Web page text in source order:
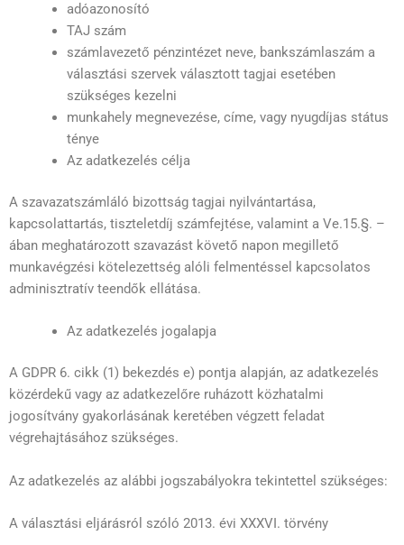
adóazonosító
TAJ szám
számlavezető pénzintézet neve, bankszámlaszám a
választási szervek választott tagjai esetében
szükséges kezelni
munkahely megnevezése, címe, vagy nyugdíjas státus
ténye
Az adatkezelés célja
A szavazatszámláló bizottság tagjai nyilvántartása,
kapcsolattartás, tiszteletdíj számfejtése, valamint a Ve.15.§. –
ában meghatározott szavazást követő napon megillető
munkavégzési kötelezettség alóli felmentéssel kapcsolatos
adminisztratív teendők ellátása.
Az adatkezelés jogalapja
A GDPR 6. cikk (1) bekezdés e) pontja alapján, az adatkezelés
közérdekű vagy az adatkezelőre ruházott közhatalmi
jogosítvány gyakorlásának keretében végzett feladat
végrehajtásához szükséges.
Az adatkezelés az alábbi jogszabályokra tekintettel szükséges:
A választási eljárásról szóló 2013. évi XXXVI. törvény